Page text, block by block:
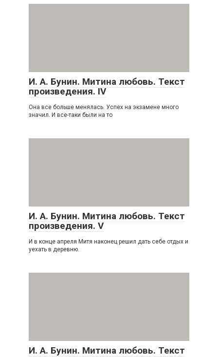
И. А. Бунин. Митина любовь. Текст
произведения. IV
Она все больше менялась. Успех на экзамене много
значил. И все-таки были на то
И. А. Бунин. Митина любовь. Текст
произведения. V
И в конце апреля Митя наконец решил дать себе отдых и
уехать в деревню.
И. А. Бунин. Митина любовь. Текст